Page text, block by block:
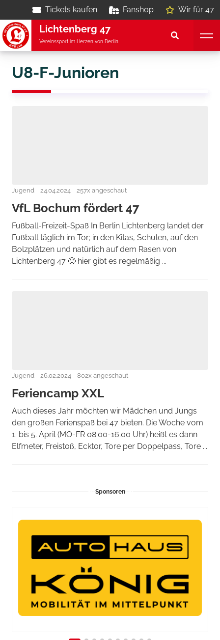
Tickets kaufen Fanshop Wir für 47
Lichtenberg 47
Vereinssport im Herzen von Berlin
U8-F-Junioren
Jugend 24.04.2024 257x angeschaut
VfL Bochum fördert 47
Fußball-Freizeit-Spaß In Berlin Lichtenberg landet der
Fußball täglich im Tor; in den Kitas, Schulen, auf den
Bolzplätzen und natürlich auf dem Rasen von
Lichtenberg 47 🙂 hier gibt es regelmäßig ...
Jugend 26.02.2024 802x angeschaut
Feriencamp XXL
Auch dieses Jahr möchten wir Mädchen und Jungs
den großen Ferienspaß bei 47 bieten. Die Woche vom
1. bis 5. April (MO-FR 08.00-16.00 Uhr) heißt es dann
Elfmeter, Freistoß, Ecktor, Tore per Doppelpass, Tore ...
Sponsoren